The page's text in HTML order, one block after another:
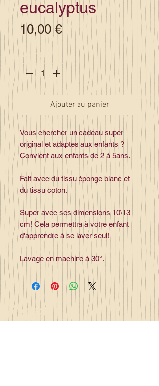
eucalyptus
10,00 €Prix
Quantité *
Ajouter au panier
Vous chercher un cadeau super
original et adaptes aux enfants ?
Convient aux enfants de 2 à 5ans.
Fait avec du tissu éponge blanc et
du tissu coton.
Super avec ses dimensions 10\13
cm! Cela permettra à votre enfant
d'apprendre à se laver seul!
Lavage en machine à 30°.
Contact
la_plume_d_alice@yahoo.com